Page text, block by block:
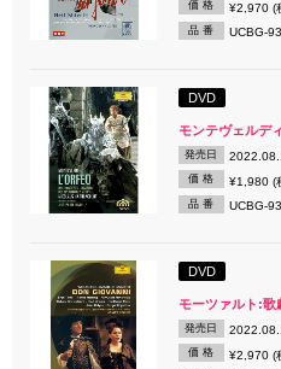
価 格 ¥2,970 (
品 番 UCBG-
DVD
モンテヴェルデ
発売日
価 格 ¥1,980 (
品 番 UCBG-
DVD
モーツァルト:歌
発売日
価 格 ¥2,970 (